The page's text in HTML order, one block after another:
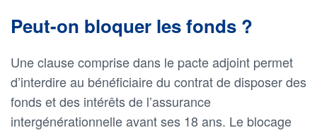
Peut-on bloquer les fonds ?
Une clause comprise dans le pacte adjoint permet
d’interdire au bénéficiaire du contrat de disposer des
fonds et des intérêts de l’assurance
intergénérationnelle avant ses 18 ans. Le blocage